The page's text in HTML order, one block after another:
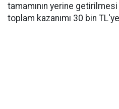
tamamının yerine
toplam kazanımı 30 bin